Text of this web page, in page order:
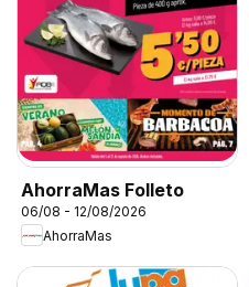
AhorraMas Folleto
06/08 - 12/08/2026
AhorraMas